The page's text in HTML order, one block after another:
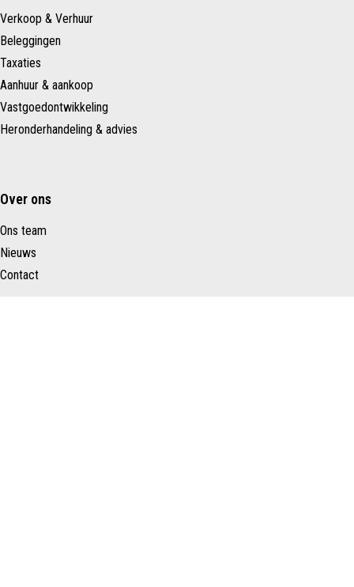
Verkoop & Verhuur
Beleggingen
Taxaties
Aanhuur & aankoop
Vastgoedontwikkeling
Heronderhandeling & advies
Over ons
Ons team
Nieuws
Contact